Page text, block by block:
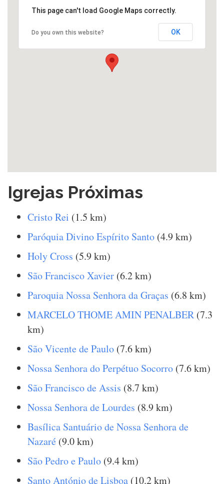
This page can't load Google Maps correctly.
Do you own this website? OK
Igrejas Próximas
Cristo Rei (1.5 km)
Paróquia Divino Espírito Santo (4.9 km)
Holy Cross (5.9 km)
São Francisco Xavier (6.2 km)
Paroquia Nossa Senhora da Graças (6.8 km)
MARCELO THOME AMIN PENALBER (7.3
km)
São Vicente de Paulo (7.6 km)
Nossa Senhora do Perpétuo Socorro (7.6 km)
São Francisco de Assis (8.7 km)
Nossa Senhora de Lourdes (8.9 km)
Basílica Santuário de Nossa Senhora de
Nazaré (9.0 km)
São Pedro e Paulo (9.4 km)
Santo António de Lisboa (10.2 km)